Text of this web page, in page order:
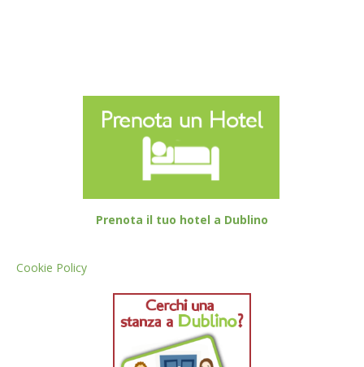
Prenota il tuo hotel a Dublino
Cookie Policy